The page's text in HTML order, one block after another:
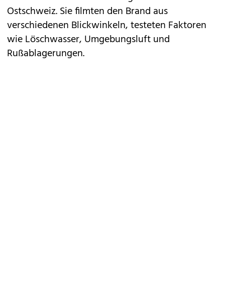
Ostschweiz. Siefilmten den Brand aus
verschiedenen Blickwinkeln, testeten Faktoren
wie Löschwasser, Umgebungsluft und
Rußablagerungen.